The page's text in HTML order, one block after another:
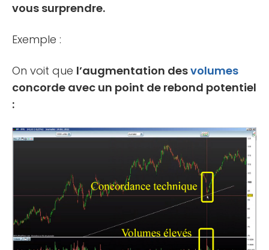
vous surprendre.
Exemple :
On voit que l’augmentation desvolumes
concorde avec un point de rebond potentiel
: